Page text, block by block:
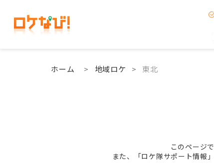
ホーム > 地域ロケ > 東北
このページ
また、「ロケ隊サポート情報